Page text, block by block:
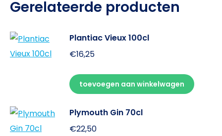
Gerelateerde producten
Plantiac Vieux 100cl
€16,25
toevoegen aan winkelwagen
Plymouth Gin 70cl
€22,50